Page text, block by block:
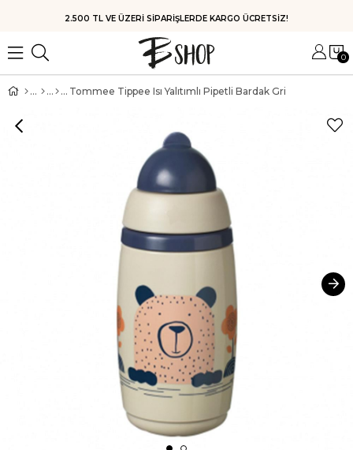
HIZLI KARGO
0
Tommee Tippee Isı Yalıtımlı Pipetli Bardak Gri